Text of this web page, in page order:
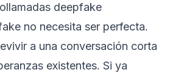
deepfake
no necesita ser perfecta.
a una conversación corta
existentes. Si ya